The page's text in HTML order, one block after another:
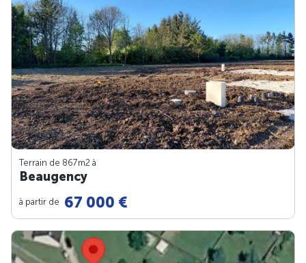
Terrain de 867m2 à
Beaugency
à partir de 67 000 €